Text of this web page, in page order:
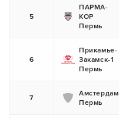
5
ПАРМА-
КОР
Пермь
6
Прикамье-
Закамск-1
Пермь
7
Амстердам
Пермь